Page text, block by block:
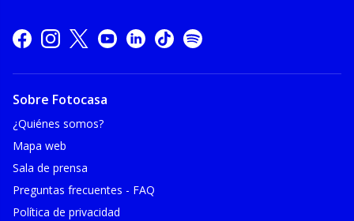
Sobre Fotocasa
¿Quiénes somos?
Mapa web
Sala de prensa
Preguntas frecuentes - FAQ
Política de privacidad